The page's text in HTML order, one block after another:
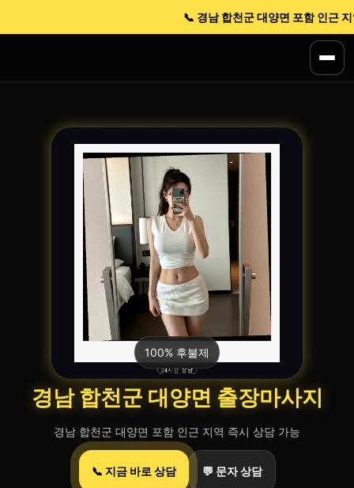
📞 경남 합천군 대양면 포함 인근 지
100% 후불제
경남 합천군 대양면 출장마사지
경남 합천군 대양면 포함 인근 지역 즉시 상담 가능
📞 지금 바로 상담 💬 문자 상담